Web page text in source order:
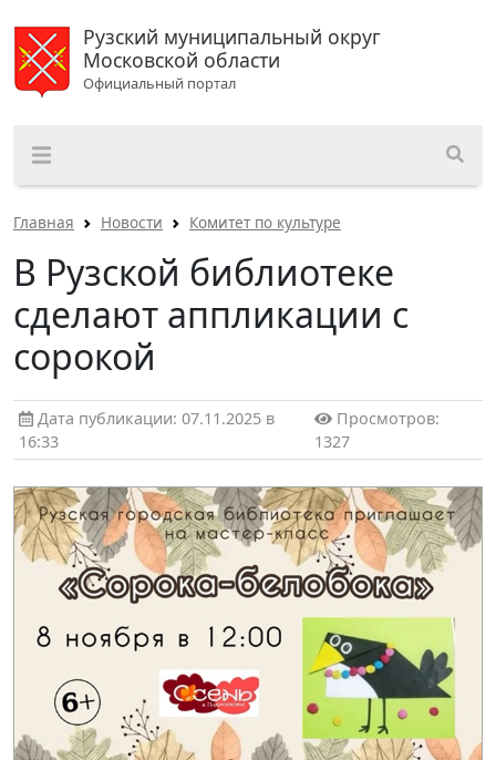
Рузский муниципальный округ
Московской области
Официальный портал
Главная Новости Комитет по культуре
В Рузской библиотеке
сделают аппликации с
сорокой
Дата публикации: 07.11.2025 в
16:33
Просмотров:
1327